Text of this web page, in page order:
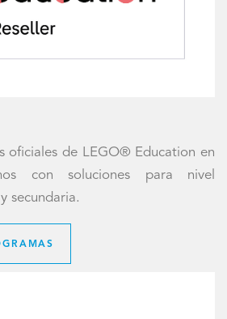
oficiales de LEGO® Education en
con soluciones para nivel
secundaria.